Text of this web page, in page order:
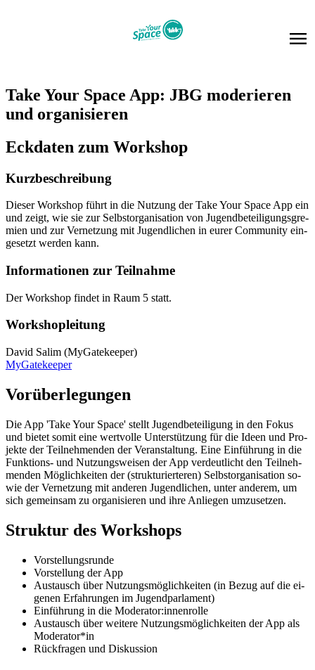
Take Your Space App: JBG mo­de­rie­ren
und or­ga­ni­sie­ren
Eck­da­ten zum Work­shop
Kurz­be­schrei­bung
Die­ser Work­shop führt in die Nut­zung der Take Your Space App ein
und zeigt, wie sie zur Selbst­or­ga­ni­sa­ti­on von Ju­gend­be­tei­li­gungs­gre­
mi­en und zur Ver­net­zung mit Ju­gend­li­chen in eu­rer Com­mu­ni­ty ein­
ge­setzt wer­den kann.
In­for­ma­tio­nen zur Teil­nah­me
Der Work­shop fin­det in Raum 5 statt.
Work­shop­lei­tung
Da­vid Sa­lim (My­Ga­te­kee­per)
My­Ga­te­kee­per
Vor­über­le­gun­gen
Die App 'Take Your Space' stellt Ju­gend­be­tei­li­gung in den Fo­kus
und bie­tet so­mit eine wert­vol­le Un­ter­stüt­zung für die Ideen und Pro­
jek­te der Teil­neh­men­den der Ver­an­stal­tung. Eine Ein­füh­rung in die
Funk­ti­ons- und Nut­zungs­wei­sen der App ver­deut­licht den Teil­neh­
men­den Mög­lich­kei­ten der (struk­tu­rier­te­ren) Selbst­or­ga­ni­sa­ti­on so­
wie der Ver­net­zung mit an­de­ren Ju­gend­li­chen, un­ter an­de­rem, um
sich ge­mein­sam zu or­ga­ni­sie­ren und ihre An­lie­gen um­zu­set­zen.
Struk­tur des Work­shops
Vor­stel­lungs­run­de
Vor­stel­lung der App
Aus­tausch über Nut­zungs­mög­lich­kei­ten (in Be­zug auf die ei­
ge­nen Er­fah­run­gen im Ju­gend­par­la­ment)
Ein­füh­rung in die Mo­de­ra­tor:in­nen­rol­le
Aus­tausch über wei­te­re Nut­zungs­mög­lich­kei­ten der App als
Mo­de­ra­tor*in
Rück­fra­gen und Dis­kus­si­on